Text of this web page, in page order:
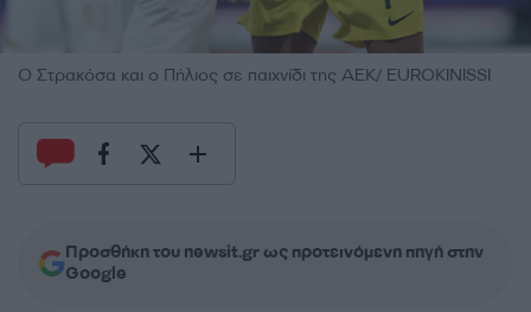
Ο Στρακόσα και ο Πήλιος σε παιχνίδι της ΑΕΚ/ EUROKINISSI
Προσθήκη του newsit.gr ως προτεινόμενη πηγή στην
Google